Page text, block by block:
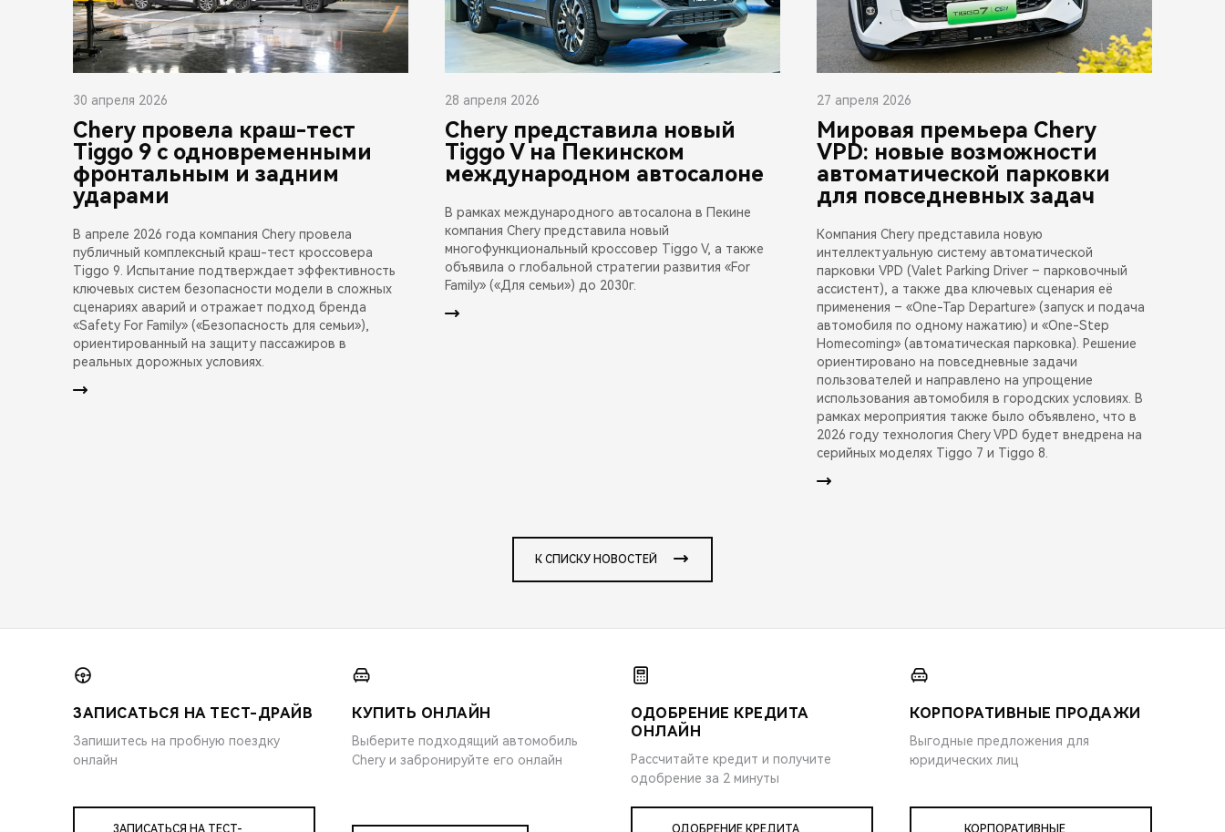
30 апреля 2026
Chery провела краш-тест
Tiggo 9 с одновременными
фронтальным и задним
ударами
В апреле 2026 года компания Chery провела
публичный комплексный краш-тест кроссовера
Tiggo 9. Испытание подтверждает эффективность
ключевых систем безопасности модели в сложных
сценариях аварий и отражает подход бренда
«Safety For Family» («Безопасность для семьи»),
ориентированный на защиту пассажиров в
реальных дорожных условиях.
28 апреля 2026
Chery представила новый
Tiggo V на Пекинском
международном автосалоне
В рамках международного автосалона в Пекине
компания Chery представила новый
многофункциональный кроссовер Tiggo V, а также
объявила о глобальной стратегии развития «For
Family» («Для семьи») до 2030г.
27 апреля 2026
Мировая премьера Chery
VPD: новые возможности
автоматической парковки
для повседневных задач
Компания Chery представила новую
интеллектуальную систему автоматической
парковки VPD (Valet Parking Driver – парковочный
ассистент), а также два ключевых сценария её
применения – «One-Tap Departure» (запуск и подача
автомобиля по одному нажатию) и «One-Step
Homecoming» (автоматическая парковка). Решение
ориентировано на повседневные задачи
пользователей и направлено на упрощение
использования автомобиля в городских условиях. В
рамках мероприятия также было объявлено, что в
2026 году технология Chery VPD будет внедрена на
серийных моделях Tiggo 7 и Tiggo 8.
К СПИСКУ НОВОСТЕЙ
ЗАПИСАТЬСЯ НА ТЕСТ-ДРАЙВ
Запишитесь на пробную поездку
онлайн
ЗАПИСАТЬСЯ НА ТЕСТ-
КУПИТЬ ОНЛАЙН
Выберите подходящий автомобиль
Chery и забронируйте его онлайн
ОДОБРЕНИЕ КРЕДИТА
ОНЛАЙН
Рассчитайте кредит и получите
одобрение за 2 минуты
ОДОБРЕНИЕ КРЕДИТА
КОРПОРАТИВНЫЕ ПРОДАЖИ
Выгодные предложения для
юридических лиц
КОРПОРАТИВНЫЕ